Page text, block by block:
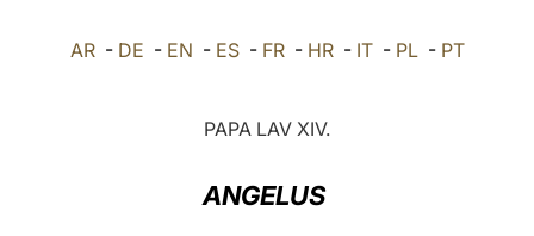
AR- DE - EN - ES- FR- HR- IT- PL- PT
PAPA LAV XIV.
ANGELUS